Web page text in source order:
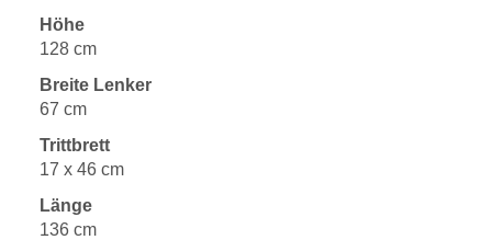
Höhe
128 cm
Breite Lenker
67 cm
Trittbrett
17 x 46 cm
Länge
136 cm